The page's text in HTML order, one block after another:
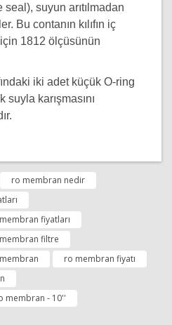
suyun arıtılmadan
Bu contanın kılıfın iç
1812 ölçüsünün
iki adet küçük O-ring
suyla karışmasını
siz yapın!
Yap
ürün açıklamalarında ve
noktaları öneri
iletebilirsiniz.
ederiz.
veya görüntülenemiyor.
bilgiler bulunuyor.
bulunuyor.
daha pahalı.
ro membran nedir
fiyatları
membran filtre
ro membran fiyatı
membran - 10''